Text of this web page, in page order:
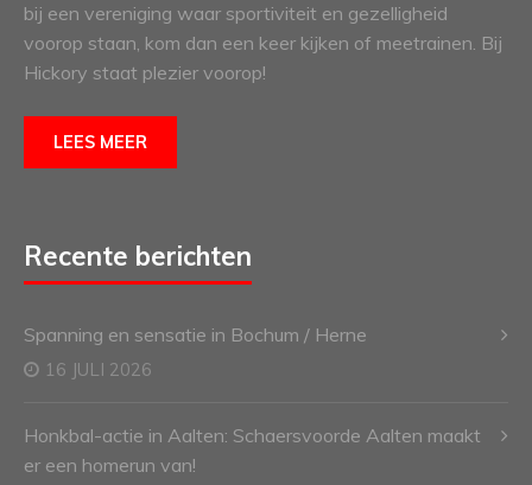
bij een vereniging waar sportiviteit en gezelligheid
voorop staan, kom dan een keer kijken of meetrainen. Bij
Hickory staat plezier voorop!
LEES MEER
Recente berichten
Spanning en sensatie in Bochum / Herne
16 JULI 2026
Honkbal-actie in Aalten: Schaersvoorde Aalten maakt
er een homerun van!